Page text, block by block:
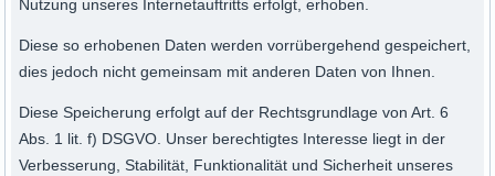
Nutzung unseres Internetauftritts erfolgt, erhoben.
Diese so erhobenen Daten werden vorrübergehend gespeichert,
dies jedoch nicht gemeinsam mit anderen Daten von Ihnen.
Diese Speicherung erfolgt auf der Rechtsgrundlage von Art. 6
Abs. 1 lit. f) DSGVO. Unser berechtigtes Interesse liegt in der
Verbesserung, Stabilität, Funktionalität und Sicherheit unseres